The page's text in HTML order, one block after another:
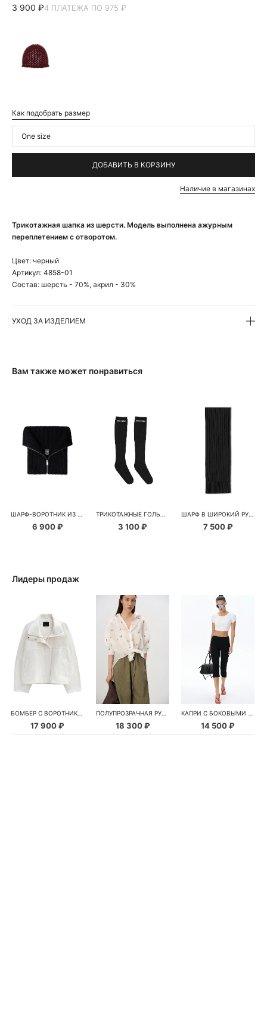
Трикотажная шапка из шерсти. Модель выполнена ажурным
переплетением с отворотом.
Цвет: черный
Артикул: 4858-01
Состав: шерсть - 70%, акрил - 30%
УХОД ЗА ИЗДЕЛИЕМ
3 900 ₽4 ПЛАТЕЖА ПО 975 ₽
Как подобрать размер
One size
ДОБАВИТЬ В КОРЗИНУ
Наличие в магазинах
Вам также может понравиться
ШАРФ-ВОРОТНИК ИЗ ШЕРСТИ
6 900 ₽
ТРИКОТАЖНЫЕ ГОЛЬФЫ
3 100 ₽
ШАРФ В ШИРОКИЙ РУБЧИК
7 500 ₽
Лидеры продаж
БОМБЕР С ВОРОТНИКОМ-СТОЙКОЙ
17 900 ₽
ПОЛУПРОЗРАЧНАЯ РУБАШКА С РОМАШКАМИ
18 300 ₽
КАПРИ С БОКОВЫМИ РАЗРЕЗАМИ
14 500 ₽